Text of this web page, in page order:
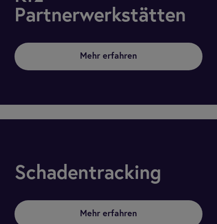
Partnerwerkstätten
Mehr erfahren
Schadentracking
Mehr erfahren